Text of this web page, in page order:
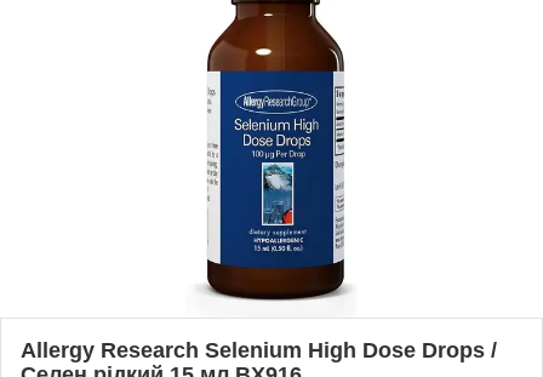
Allergy Research Selenium High Dose Drops /